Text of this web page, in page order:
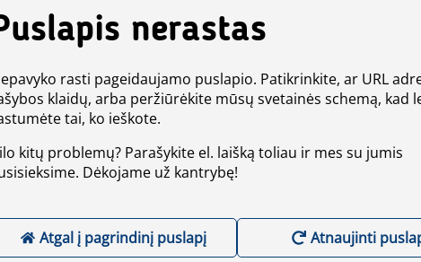
nerastas
rasti pageidaujamo puslapio. Patikrinkite, ar URL
klaidų, arba peržiūrėkite mūsų svetainės schemą, kad
tai, ko ieškote.
kitų problemų? Parašykite el. laišką toliau ir mes su jumis
Dėkojame už kantrybę!
Atgal į pagrindinį puslapį Atnaujinti